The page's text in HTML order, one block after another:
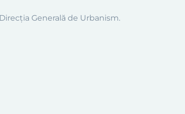
Generală de Urbanism.